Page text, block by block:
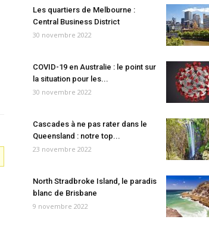
Les quartiers de Melbourne :
Central Business District
30 novembre 2022
COVID-19 en Australie : le point sur
la situation pour les...
30 novembre 2022
Cascades à ne pas rater dans le
Queensland : notre top...
23 novembre 2022
North Stradbroke Island, le paradis
blanc de Brisbane
9 novembre 2022